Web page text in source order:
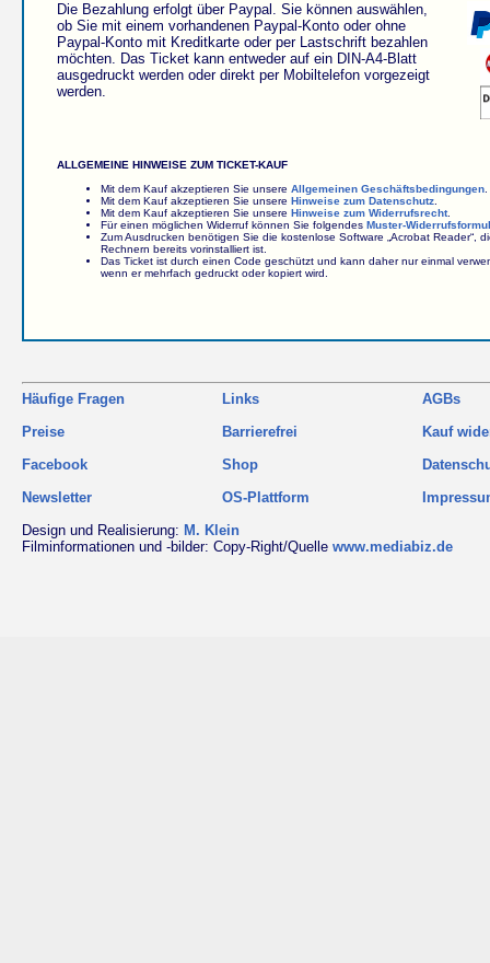
Die Bezahlung erfolgt über Paypal. Sie können auswählen,
ob Sie mit einem vorhandenen Paypal-Konto oder ohne
Paypal-Konto mit Kreditkarte oder per Lastschrift bezahlen
möchten. Das Ticket kann entweder auf ein DIN-A4-Blatt
ausgedruckt werden oder direkt per Mobiltelefon vorgezeigt
werden.
ALLGEMEINE HINWEISE ZUM TICKET-KAUF
Mit dem Kauf akzeptieren Sie unsere Allgemeinen Geschäftsbedingungen
Mit dem Kauf akzeptieren Sie unsere Hinweise zum Datenschutz
Mit dem Kauf akzeptieren Sie unsere Hinweise zum Widerrufsrecht.
Für einen möglichen Widerruf können Sie folgendes Muster-
Zum Ausdrucken benötigen Sie die kostenlose Software „Acrobat Reader“,
Rechnern bereits vorinstalliert ist.
Das Ticket ist durch einen Code geschützt und kann daher nur einmal
wenn er mehrfach gedruckt oder kopiert wird.
Häufige Fragen
Preise
Facebook
Newsletter
Links
Barrierefrei
Shop
OS-Plattform
AGBs
Kauf
Design und Realisierung: M. Klein
Filminformationen und -bilder: Copy-Right/Quelle www.mediabiz.de